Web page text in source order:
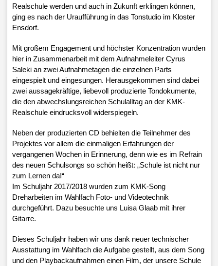
Realschule werden und auch in Zukunft erklingen können,
ging es nach der Uraufführung in das Tonstudio im Kloster
Ensdorf.
Mit großem Engagement und höchster Konzentration wurden
hier in Zusammenarbeit mit dem Aufnahmeleiter Cyrus
Saleki an zwei Aufnahmetagen die einzelnen Parts
eingespielt und eingesungen. Herausgekommen sind dabei
zwei aussagekräftige, liebevoll produzierte Tondokumente,
die den abwechslungsreichen Schulalltag an der KMK-
Realschule eindrucksvoll widerspiegeln.
Neben der produzierten CD behielten die Teilnehmer des
Projektes vor allem die einmaligen Erfahrungen der
vergangenen Wochen in Erinnerung, denn wie es im Refrain
des neuen Schulsongs so schön heißt: „Schule ist nicht nur
zum Lernen da!“
Im Schuljahr 2017/2018 wurden zum KMK-Song
Dreharbeiten im Wahlfach Foto- und Videotechnik
durchgeführt. Dazu besuchte uns Luisa Glaab mit ihrer
Gitarre.
Dieses Schuljahr haben wir uns dank neuer technischer
Ausstattung im Wahlfach die Aufgabe gestellt, aus dem Song
und den Playbackaufnahmen einen Film, der unsere Schule